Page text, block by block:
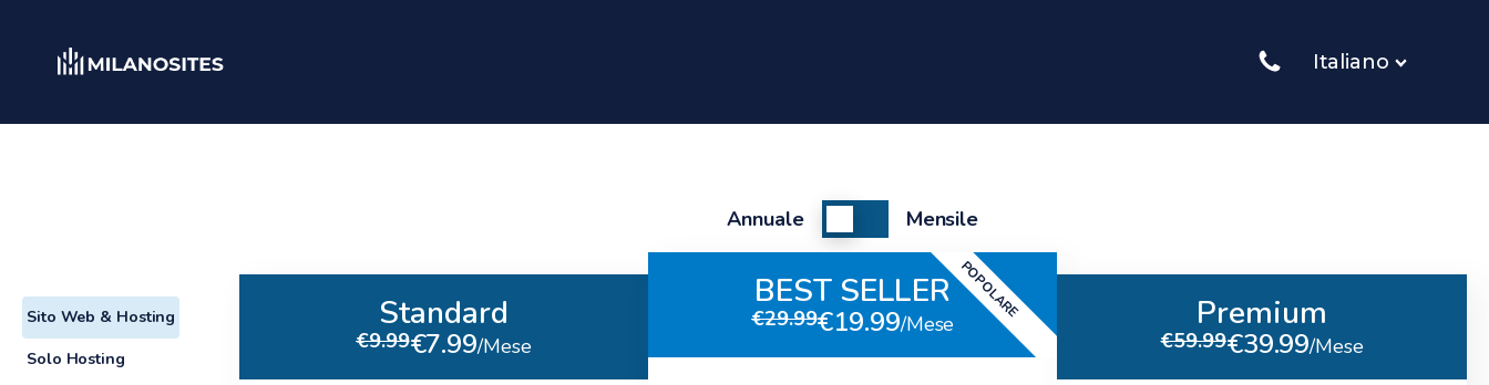
Italiano
Sito Web & Hosting
Solo Hosting
Annuale
Switch
pricing
Mensile
Standard
€9.99 /Mese
BEST SELLER
€29.99 /Mese
POPOLARE Premium
€59.99 /Mese